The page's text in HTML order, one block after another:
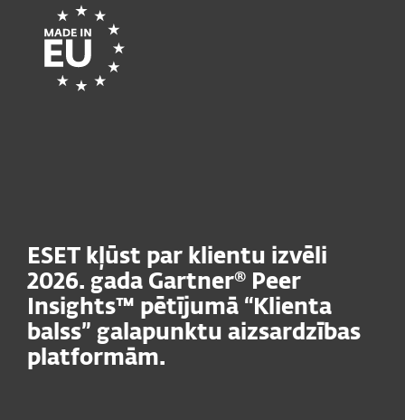
ESET kļūst par klientu izvēli
2026. gada Gartner® Peer
Insights™ pētījumā “Klienta
balss” galapunktu aizsardzības
platformām.